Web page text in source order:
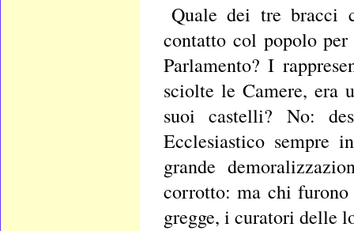
Quale dei tre bracci
contatto col popolo
Parlamento? I
sciolte le Camere, era
suoi castelli? No:
Ecclesiastico sempre
grande
corrotto: ma chi
gregge, i curatori delle